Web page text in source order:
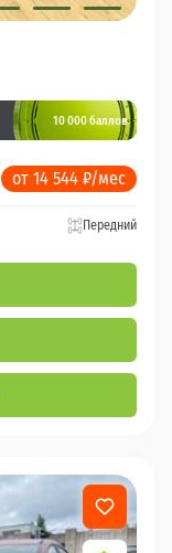
10 000 баллов
от 14 544 ₽/мес
Передний